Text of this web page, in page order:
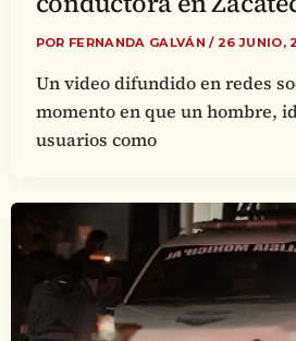
POR FERNANDA GALVÁN/ 26 JUNIO,
Un video difundido en redes
momento en que un hombre,
usuarios como